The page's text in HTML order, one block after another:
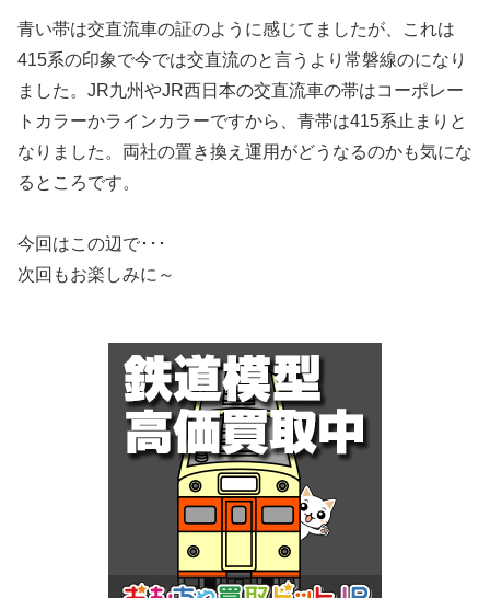
青い帯は交直流車の証のように感じてましたが、これは
415系の印象で今では交直流のと言うより常磐線のになり
ました。JR九州やJR西日本の交直流車の帯はコーポレー
トカラーかラインカラーですから、青帯は415系止まりと
なりました。両社の置き換え運用がどうなるのかも気にな
るところです。
今回はこの辺で･･･
次回もお楽しみに～